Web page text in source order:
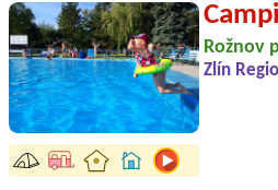
Rožnov
Zlín